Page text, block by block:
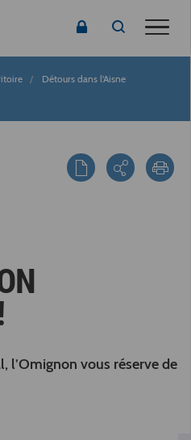
Détours dans l'Aisne
l’Omignon vous réserve de